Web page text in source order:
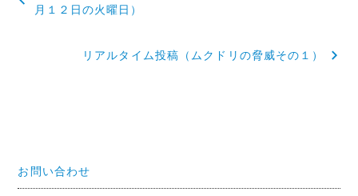
稿
ョ
月１２日の火曜日）
リアルタイム投稿（ムクドリの脅威その１）
お問い合わせ